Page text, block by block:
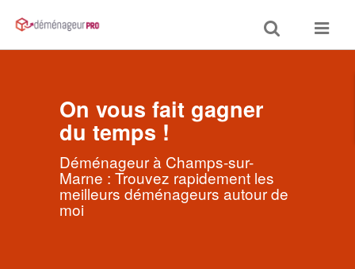
Toggle
search
Toggle
On vous fait gagner
du temps !
Déménageur à Champs-sur-
Marne : Trouvez rapidement les
meilleurs déménageurs autour de
moi